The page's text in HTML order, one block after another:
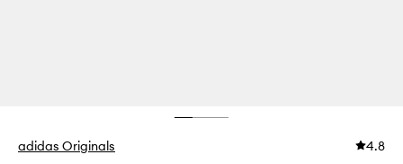
adidas Originals 4.8